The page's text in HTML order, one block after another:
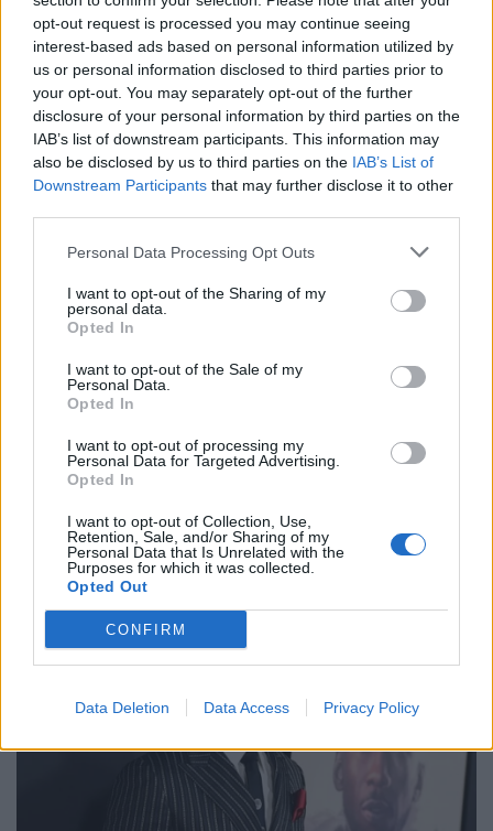
opt-out request is processed you may continue seeing
interest-based ads based on personal information utilized by
us or personal information disclosed to third parties prior to
your opt-out. You may separately opt-out of the further
disclosure of your personal information by third parties on the
IAB’s list of downstream participants. This information may
also be disclosed by us to third parties on the IAB’s List of
Downstream Participants that may further disclose it to other
Personal Data Processing Opt Outs
I want to opt-out of the Sharing of my
personal data.
Opted In
I want to opt-out of the Sale of my
Personal Data.
Opted In
I want to opt-out of processing my
Personal Data for Targeted Advertising.
Opted In
I want to opt-out of Collection, Use,
Retention, Sale, and/or Sharing of my
Personal Data that Is Unrelated with the
Purposes for which it was collected.
Opted Out
CONFIRM
Data Deletion Data Access Privacy Policy
movimento. Ringrazio il Consiglio
Federale e la Direzione Tecnica
per la fiducia accordatami con
questo incarico.